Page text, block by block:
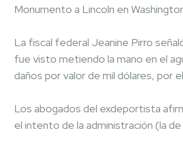
Monumento a Lincoln en
La fiscal federal Jeanine Pirro
fue visto metiendo la mano en el
daños por valor de mil dólares, por
Los abogados del exdeportista
el intento de la administración (la